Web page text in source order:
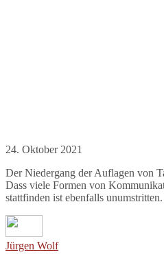
24. Oktober 2021
Der Niedergang der Auflagen von
Dass viele Formen von
stattfinden ist ebenfalls
Jürgen Wolf